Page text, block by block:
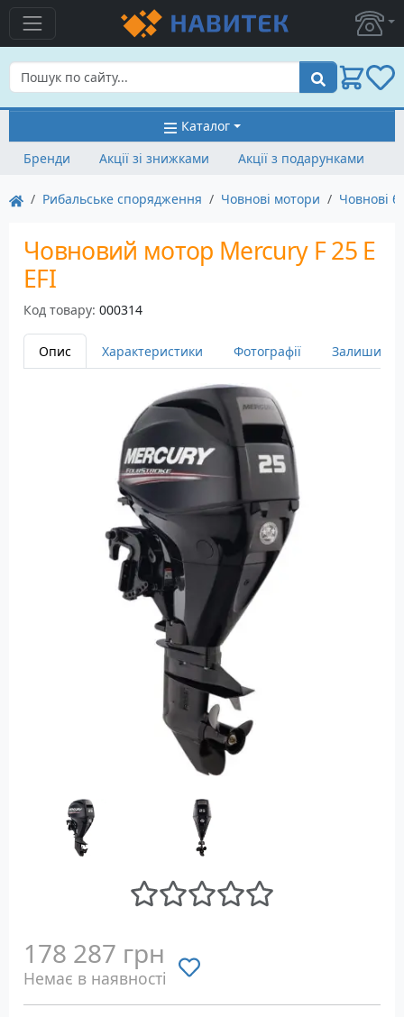
Пошук
Каталог
Бренди
Акції зі знижками Акції з подарунками
Рибальське спорядження Човнові мотори Човнові
Човновий мотор Mercury F 25 E
EFI
Код товару: 000314
Опис Характеристики Фотографії Залишити
178 287 грн
Немає в наявності